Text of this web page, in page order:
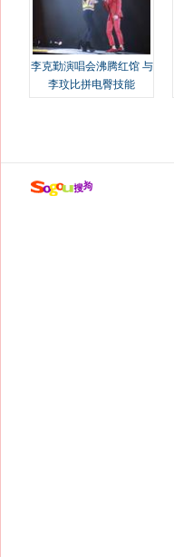
李克勤演唱会沸腾红馆 与
李玟比拼电臀技能